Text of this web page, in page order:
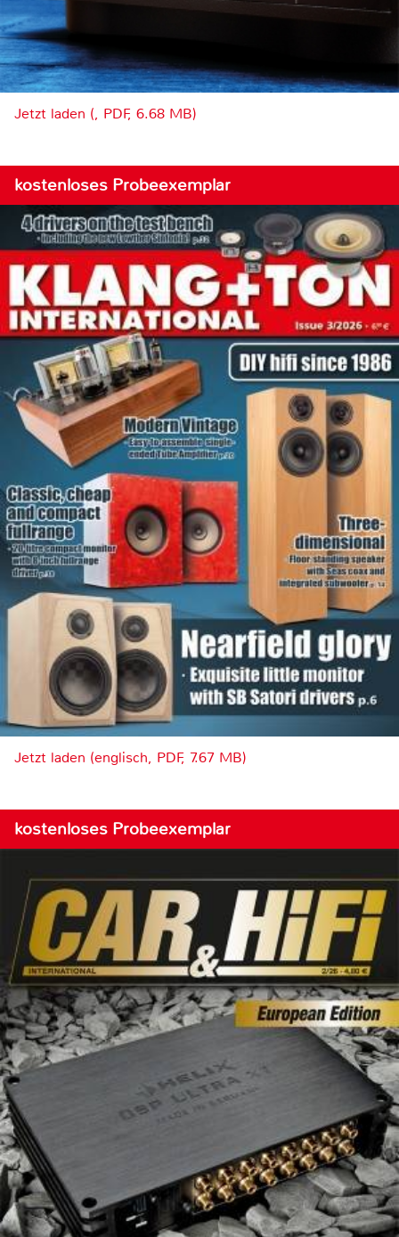
Jetzt laden (, PDF, 6.68 MB)
kostenloses Probeexemplar
Jetzt laden (englisch, PDF, 7.67 MB)
kostenloses Probeexemplar